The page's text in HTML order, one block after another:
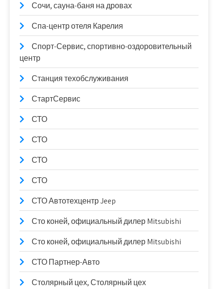
Сочи, сауна-баня на дровах
Спа-центр отеля Карелия
Спорт-Сервис, спортивно-оздоровительный
центр
Станция техобслуживания
СтартСервис
СТО
СТО
СТО
СТО
СТО Автотехцентр Jeep
Сто коней, официальный дилер Mitsubishi
Сто коней, официальный дилер Mitsubishi
СТО Партнер-Авто
Столярный цех, Столярный цех